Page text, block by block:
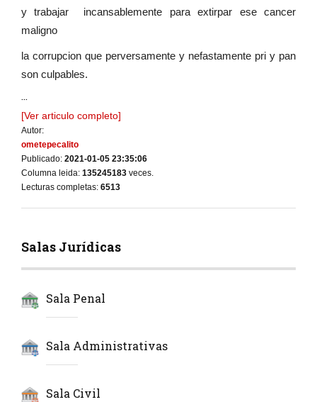
y trabajar incansablemente para extirpar ese cancer
maligno
la corrupcion que perversamente y nefastamente pri y pan
son culpables.
...
[Ver articulo completo]
Autor:
ometepecalito
Publicado: 2021-01-05 23:35:06
Columna leida: 135245183 veces.
Lecturas completas: 6513
Salas Jurídicas
Sala Penal
Sala Administrativas
Sala Civil